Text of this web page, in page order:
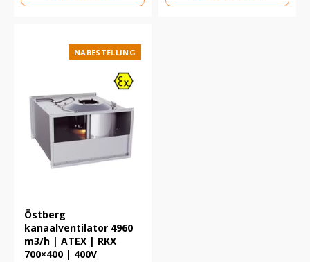
NABESTELLING
Östberg
kanaalventilator 4960
m3/h | ATEX | RKX
700×400 | 400V